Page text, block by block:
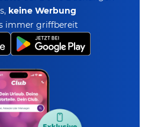
keine Werbung
immer griffbereit